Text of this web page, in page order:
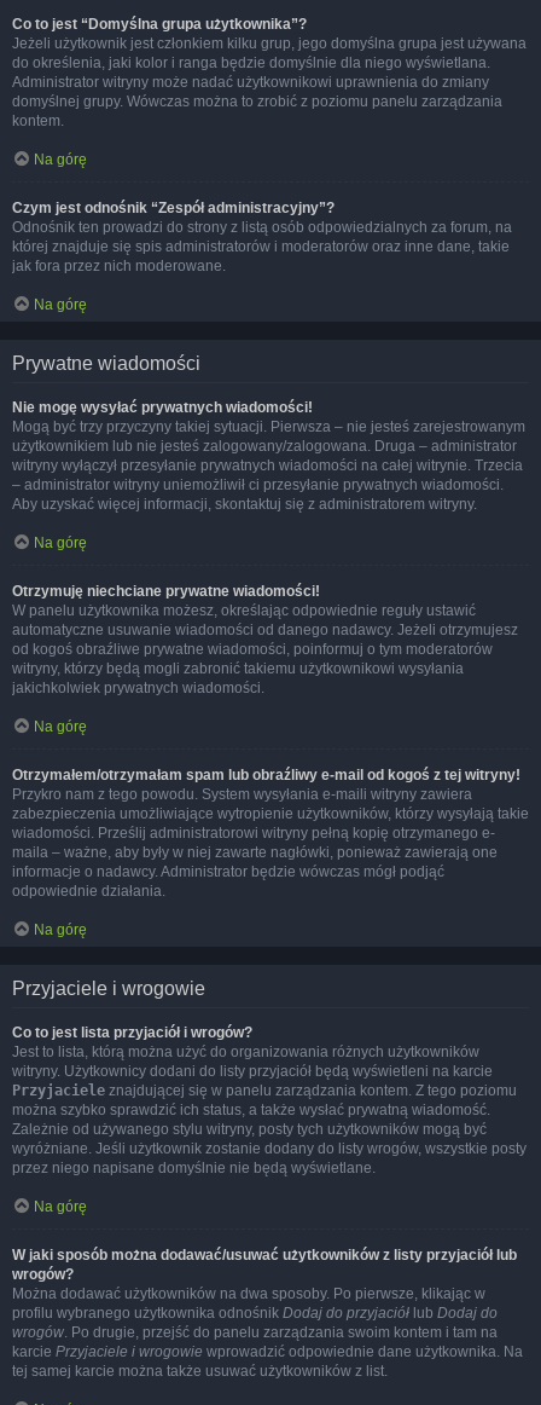
Co to jest “Domyślna grupa użytkownika”?
Jeżeli użytkownik jest członkiem kilku grup, jego domyślna grupa jest używana
do określenia, jaki kolor i ranga będzie domyślnie dla niego wyświetlana.
Administrator witryny może nadać użytkownikowi uprawnienia do zmiany
domyślnej grupy. Wówczas można to zrobić z poziomu panelu zarządzania
kontem.
Na górę
Czym jest odnośnik “Zespół administracyjny”?
Odnośnik ten prowadzi do strony z listą osób odpowiedzialnych za forum, na
której znajduje się spis administratorów i moderatorów oraz inne dane, takie
jak fora przez nich moderowane.
Na górę
Prywatne wiadomości
Nie mogę wysyłać prywatnych wiadomości!
Mogą być trzy przyczyny takiej sytuacji. Pierwsza – nie jesteś zarejestrowanym
użytkownikiem lub nie jesteś zalogowany/zalogowana. Druga – administrator
witryny wyłączył przesyłanie prywatnych wiadomości na całej witrynie. Trzecia
– administrator witryny uniemożliwił ci przesyłanie prywatnych wiadomości.
Aby uzyskać więcej informacji, skontaktuj się z administratorem witryny.
Na górę
Otrzymuję niechciane prywatne wiadomości!
W panelu użytkownika możesz, określając odpowiednie reguły ustawić
automatyczne usuwanie wiadomości od danego nadawcy. Jeżeli otrzymujesz
od kogoś obraźliwe prywatne wiadomości, poinformuj o tym moderatorów
witryny, którzy będą mogli zabronić takiemu użytkownikowi wysyłania
jakichkolwiek prywatnych wiadomości.
Na górę
Otrzymałem/otrzymałam spam lub obraźliwy e-mail od kogoś z tej witryny!
Przykro nam z tego powodu. System wysyłania e-maili witryny zawiera
zabezpieczenia umożliwiające wytropienie użytkowników, którzy wysyłają takie
wiadomości. Prześlij administratorowi witryny pełną kopię otrzymanego e-
maila – ważne, aby były w niej zawarte nagłówki, ponieważ zawierają one
informacje o nadawcy. Administrator będzie wówczas mógł podjąć
odpowiednie działania.
Na górę
Przyjaciele i wrogowie
Co to jest lista przyjaciół i wrogów?
Jest to lista, którą można użyć do organizowania różnych użytkowników
witryny. Użytkownicy dodani do listy przyjaciół będą wyświetleni na karcie
Przyjaciele znajdującej się w panelu zarządzania kontem. Z tego poziomu
można szybko sprawdzić ich status, a także wysłać prywatną wiadomość.
Zależnie od używanego stylu witryny, posty tych użytkowników mogą być
wyróżniane. Jeśli użytkownik zostanie dodany do listy wrogów, wszystkie posty
przez niego napisane domyślnie nie będą wyświetlane.
Na górę
W jaki sposób można dodawać/usuwać użytkowników z listy przyjaciół lub
wrogów?
Można dodawać użytkowników na dwa sposoby. Po pierwsze, klikając w
profilu wybranego użytkownika odnośnik Dodaj do przyjaciół lub Dodaj do
wrogów. Po drugie, przejść do panelu zarządzania swoim kontem i tam na
karcie Przyjaciele i wrogowie wprowadzić odpowiednie dane użytkownika. Na
tej samej karcie można także usuwać użytkowników z list.